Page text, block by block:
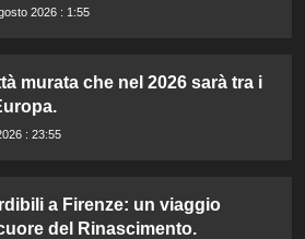
2026 : 1:55
murata che nel 2026 sarà tra i
: 23:55
a Firenze: un viaggio
del Rinascimento.